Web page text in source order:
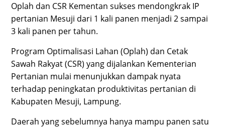
Oplah dan CSR Kementan sukses mendongkrak IP
pertanian Mesuji dari 1 kali panen menjadi 2 sampai
3 kali panen per tahun.
Program Optimalisasi Lahan (Oplah) dan Cetak
Sawah Rakyat (CSR) yang dijalankan Kementerian
Pertanian mulai menunjukkan dampak nyata
terhadap peningkatan produktivitas pertanian di
Kabupaten Mesuji, Lampung.
Daerah yang sebelumnya hanya mampu panen satu